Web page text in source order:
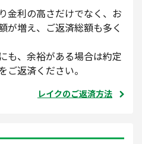
金利の高さだけでなく、お
が増え、ご返済総額も多く
も、余裕がある場合は約定
ご返済ください。
レイクのご返済方法